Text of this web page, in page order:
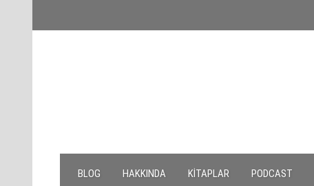
BLOG HAKKINDA KITAPLAR PODCAST